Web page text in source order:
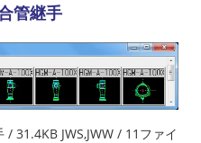
管継手
31.4KB JWS,JWW / 11ファイ